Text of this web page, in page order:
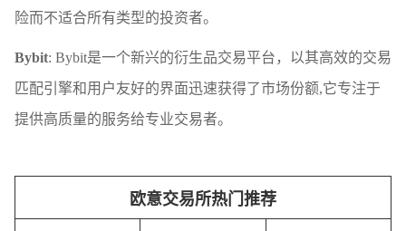
险而不适合所有类型的投资者。
Bybit: Bybit是一个新兴的衍生品交易平台，以其高效的交易
匹配引擎和用户友好的界面迅速获得了市场份额,它专注于
提供高质量的服务给专业交易者。
欧意交易所热门推荐